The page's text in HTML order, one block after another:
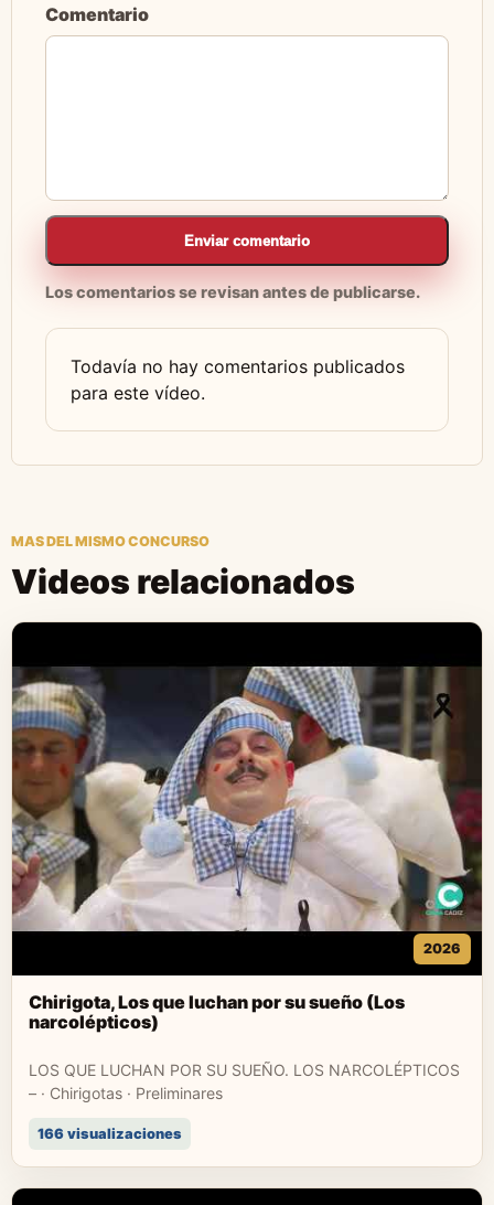
Comentario
Enviar comentario
Los comentarios se revisan antes de publicarse.
Todavía no hay comentarios publicados
para este vídeo.
MAS DEL MISMO CONCURSO
Videos relacionados
2026
Chirigota, Los que luchan por su sueño (Los
narcolépticos)
LOS QUE LUCHAN POR SU SUEÑO. LOS NARCOLÉPTICOS
– · Chirigotas · Preliminares
166 visualizaciones